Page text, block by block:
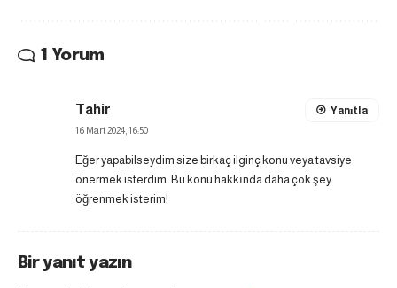
1 Yorum
Tahir
16 Mart 2024, 16:50
Eğer yapabilseydim size birkaç ilginç konu veya tavsiye
önermek isterdim. Bu konu hakkında daha çok şey
öğrenmek isterim!
Yanıtla
Bir yanıt yazın